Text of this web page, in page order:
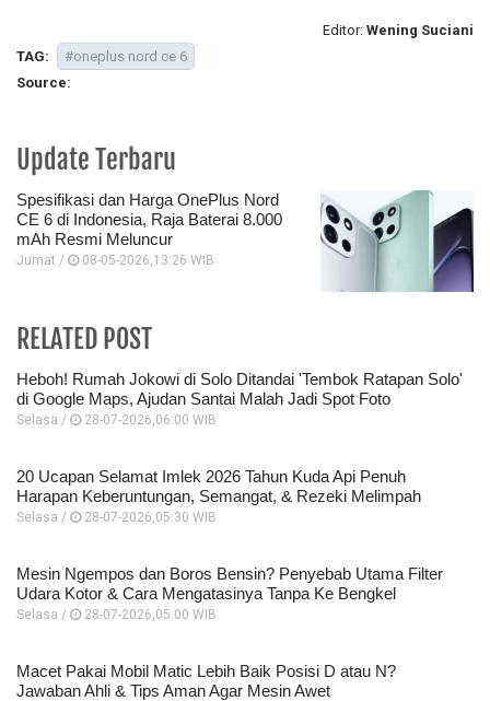
Editor: Wening Suciani
TAG:
#oneplus nord ce 6
Source:
Update Terbaru
Spesifikasi dan Harga OnePlus Nord
CE 6 di Indonesia, Raja Baterai 8.000
mAh Resmi Meluncur
Jumat / 08-05-2026,13:26 WIB
RELATED POST
Heboh! Rumah Jokowi di Solo Ditandai 'Tembok Ratapan Solo'
di Google Maps, Ajudan Santai Malah Jadi Spot Foto
Selasa / 28-07-2026,06:00 WIB
20 Ucapan Selamat Imlek 2026 Tahun Kuda Api Penuh
Harapan Keberuntungan, Semangat, & Rezeki Melimpah
Selasa / 28-07-2026,05:30 WIB
Mesin Ngempos dan Boros Bensin? Penyebab Utama Filter
Udara Kotor & Cara Mengatasinya Tanpa Ke Bengkel
Selasa / 28-07-2026,05:00 WIB
Macet Pakai Mobil Matic Lebih Baik Posisi D atau N?
Jawaban Ahli & Tips Aman Agar Mesin Awet